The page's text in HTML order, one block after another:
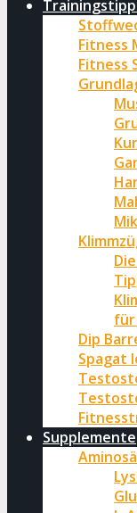
Fitness
Fitness
für
Dip
Spagat
Supplemente